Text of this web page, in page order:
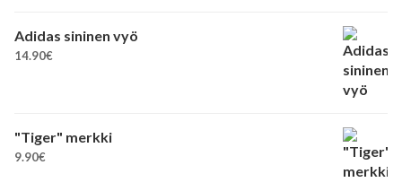
Adidas sininen vyö
14.90€
"Tiger" merkki
9.90€